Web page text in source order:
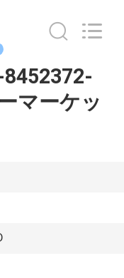
8452372-
マーケッ